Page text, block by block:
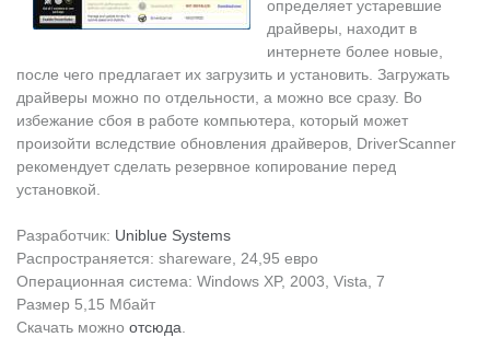
определяет устаревшие
драйверы, находит в
интернете более новые,
после чего предлагает их загрузить и установить. Загружать
драйверы можно по отдельности, а можно все сразу. Во
избежание сбоя в работе компьютера, который может
произойти вследствие обновления драйверов, DriverScanner
рекомендует сделать резервное копирование перед
установкой.
Разработчик: Uniblue Systems
Распространяется: shareware, 24,95 евро
Операционная система: Windows XP, 2003, Vista, 7
Размер 5,15 Мбайт
Скачать можно отсюда